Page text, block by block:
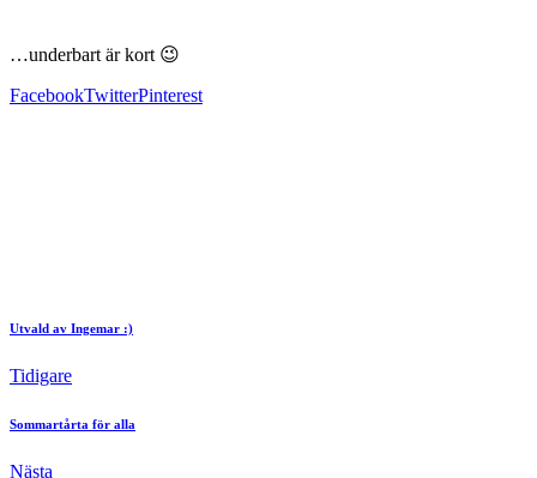
…underbart är kort 😉
FacebookTwitterPinterest
Utvald av Ingemar :)
Tidigare
Sommartårta för alla
Nästa